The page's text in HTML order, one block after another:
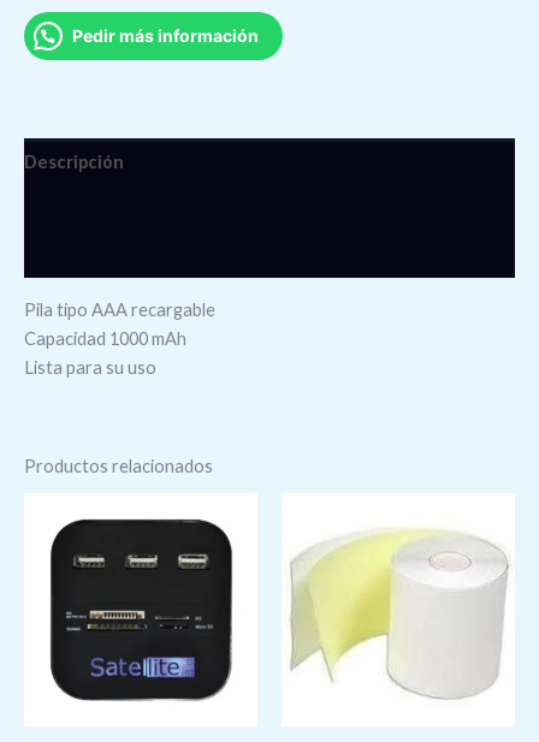
Pedir más información
Descripción
Pila tipo AAA recargable
Capacidad 1000 mAh
Lista para su uso
Productos relacionados